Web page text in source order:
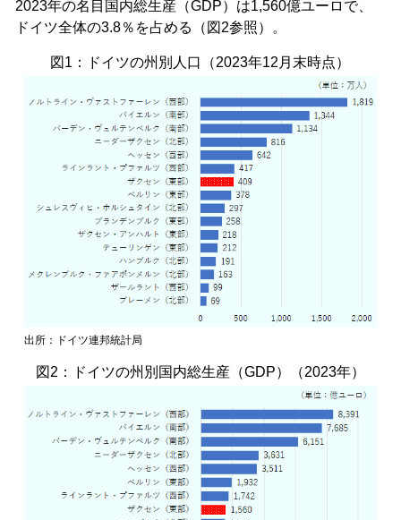
2023年の名目国内総生産（GDP）は1,560億ユーロで、
ドイツ全体の3.8％を占める（図2参照）。
図1：ドイツの州別人口（2023年12月末時点）
出所：ドイツ連邦統計局
図2：ドイツの州別国内総生産（GDP）（2023年）